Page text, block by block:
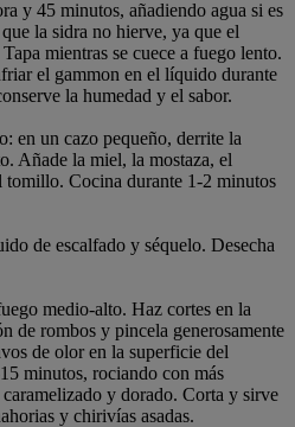
y 45 minutos, añadiendo agua si es
la sidra no hierve, ya que el
mientras se cuece a fuego lento.
el gammon en el líquido durante
la humedad y el sabor.
en un cazo pequeño, derrite la
Añade la miel, la mostaza, el
tomillo. Cocina durante 1-2 minutos
de escalfado y séquelo. Desecha
medio-alto. Haz cortes en la
de rombos y pincela generosamente
de olor en la superficie del
minutos, rociando con más
caramelizado y dorado. Corta y sirve
y chirivías asadas.